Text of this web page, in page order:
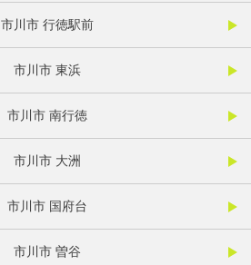
市川市 行徳駅前
市川市 東浜
市川市 南行徳
市川市 大洲
市川市 国府台
市川市 曽谷